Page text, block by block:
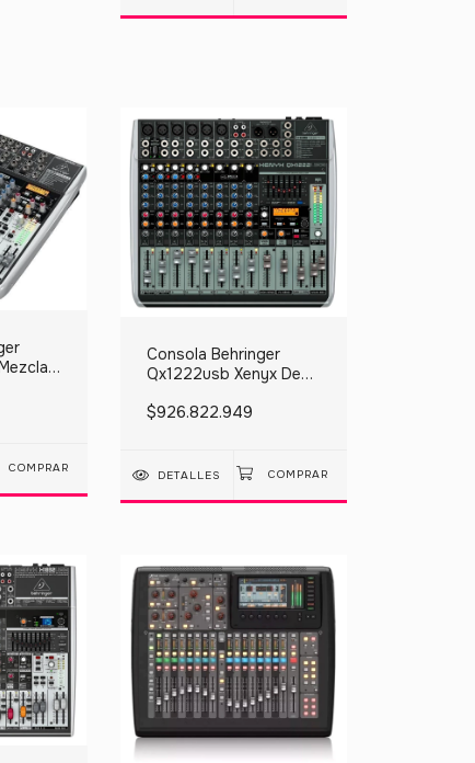
Consola Behringer
Qx1222usb Xenyx De
$926.822.949
DETALLES